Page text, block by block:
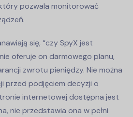
pozwala monitorować
się, “czy SpyX jest
oferuje on darmowego planu,
zwrotu pieniędzy. Nie można
przed podjęciem decyzji o
internetowej dostępna jest
nie przedstawia ona w pełni